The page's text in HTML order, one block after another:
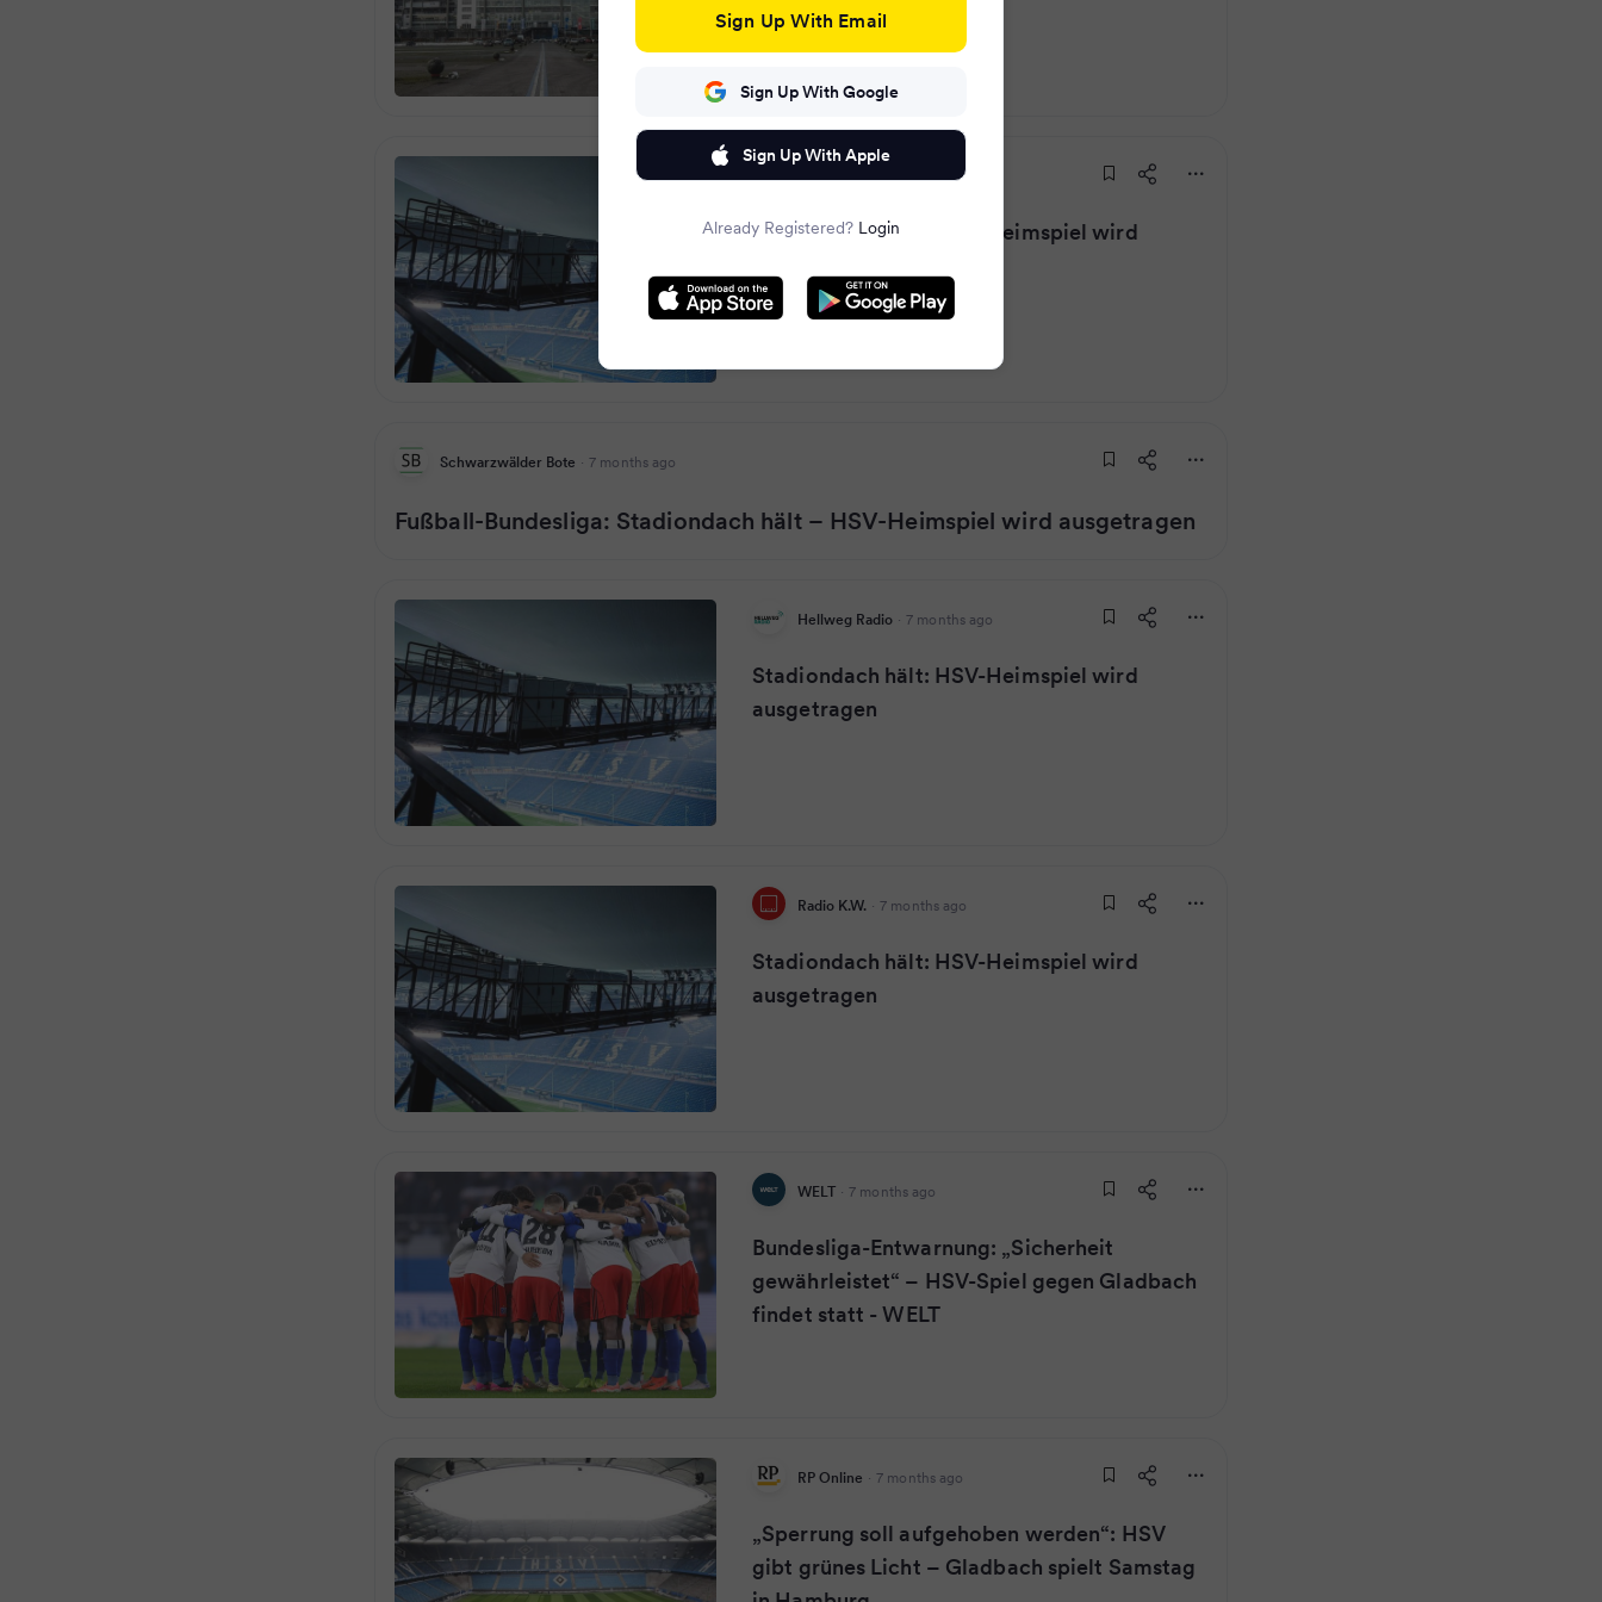
7 months ago
Stadiondach hält: HSV-Heimspiel wird
Schwarzwälder Bote · 7 months ago
Fußball-Bundesliga: Stadiondach hält – HSV-Heimspiel wird ausgetragen
Hellweg Radio · 7 months ago
Stadiondach hält: HSV-Heimspiel wird
ausgetragen
Radio K.W. · 7 months ago
Stadiondach hält: HSV-Heimspiel wird
ausgetragen
WELT · 7 months ago
Bundesliga-Entwarnung: „Sicherheit
gewährleistet“ – HSV-Spiel gegen Gladbach
findet statt - WELT
RP Online · 7 months ago
„Sperrung soll aufgehoben werden“: HSV
gibt grünes Licht – Gladbach spielt Samstag
Sign Up With Email
Sign Up With Google
Sign Up With Apple
Already Registered? Login